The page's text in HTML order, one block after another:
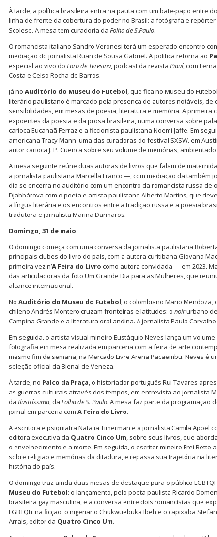
À tarde, a política brasileira entra na pauta com um bate-papo entre
linha de frente da cobertura do poder no Brasil: a fotógrafa e
Scolese. A mesa tem curadoria da Folha de S.Paulo.
O romancista italiano Sandro Veronesi terá um esperado encontro
mediação do jornalista Ruan de Sousa Gabriel. A política retorna ao
especial ao vivo do Foro de Teresina, podcast da revista Piauí, com
Costa e Celso Rocha de Barros.
Já no Auditório do Museu do Futebol, que fica no Museu do
literário paulistano é marcado pela presença de autores notáveis, de
sensibilidades, em mesas de poesia, literatura e memória. A primeira
expoentes da poesia e da prosa brasileira, numa conversa sobre
carioca Eucanaã Ferraz e a ficcionista paulistana Noemi Jaffe. Em
americana Tracy Mann, uma das curadoras do festival SXSW, em
autor carioca J. P. Cuenca sobre seu volume de memórias,
A mesa seguinte reúne duas autoras de livros que falam de
a jornalista paulistana Marcella Franco —, com mediação da também
dia se encerra no auditório com um encontro da romancista russa de
Djabbárova com o poeta e artista paulistano Alberto Martins, que
a língua literária e os encontros entre a tradição russa e a poesia
tradutora e jornalista Marina Darmaros.
Domingo, 31 de maio
O domingo começa com uma conversa da jornalista paulistana
principais clubes do livro do país, com a autora curitibana Giovana
primeira vez n’A Feira do Livro como autora convidada — em 2023,
das articuladoras da foto Um Grande Dia para as Mulheres, que
alcance internacional.
No Auditório do Museu do Futebol, o colombiano Mario
chileno Andrés Montero cruzam fronteiras e latitudes: o noirurbano
Campina Grande e a literatura oral andina. A jornalista Paula
Em seguida, o artista visual mineiro Eustáquio Neves lança um
fotografia em mesa realizada em parceria com a feira de arte
mesmo fim de semana, na Mercado Livre Arena Pacaembu. Neves é
seleção oficial da Bienal de Veneza.
À tarde, no Palco da Praça, o historiador português Rui Tavares
as guerras culturais através dos tempos, em entrevista ao jornalista
da Ilustríssima, da Folha de S. Paulo. A mesa faz parte da programação
jornal em parceria com A Feira do Livro.
A escritora e psiquiatra Natalia Timerman e a jornalista Camila Appel
editora executiva da Quatro Cinco Um, sobre seus livros, que
o envelhecimento e a morte. Em seguida, o escritor mineiro Frei Betto
sobre religião e memórias da ditadura, e repassa sua trajetória na
história do país.
O domingo traz ainda duas mesas de destaque para o público
Museu do Futebol: o lançamento, pelo poeta paulista Ricardo
brasileira gay masculina, e a conversa entre dois romancistas que
LGBTQI+ na ficção: o nigeriano Chukwuebuka Ibeh e o capixaba
Arrais, editor da Quatro Cinco Um.